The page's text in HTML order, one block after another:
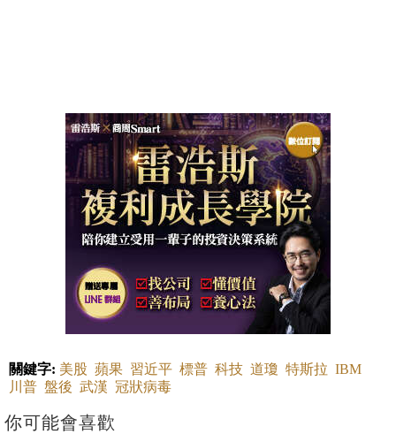
關鍵字: 美股 蘋果 習近平 標普 科技 道瓊 特斯拉 IBM
川普 盤後 武漢 冠狀病毒
你可能會喜歡